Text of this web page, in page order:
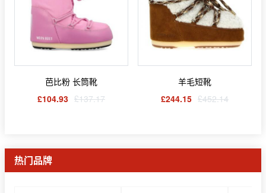
芭比粉 长筒靴
£104.93 £137.17
羊毛短靴
£244.15 £452.14
热门品牌